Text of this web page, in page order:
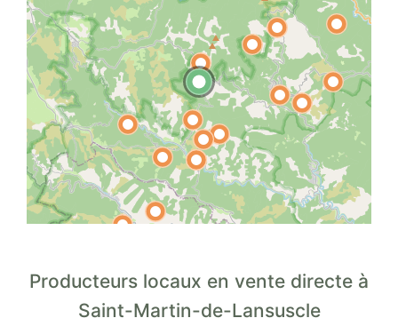
Producteurs locaux en vente directe à
Saint-Martin-de-Lansuscle